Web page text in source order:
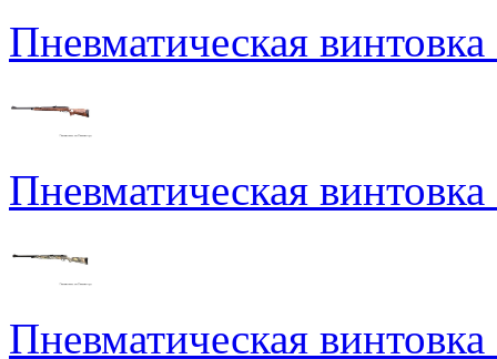
Пневматическая
Пневматическая
Пневматическая